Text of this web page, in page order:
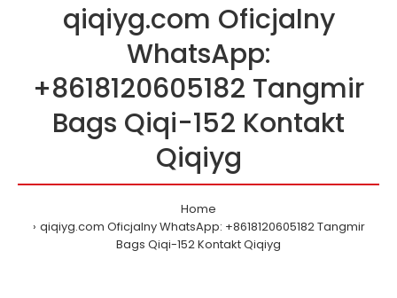
qiqiyg.com Oficjalny
WhatsApp:
+8618120605182 Tangmir
Bags Qiqi-152 Kontakt
Qiqiyg
Home
qiqiyg.com Oficjalny WhatsApp: +8618120605182 Tangmir
Bags Qiqi-152 Kontakt Qiqiyg